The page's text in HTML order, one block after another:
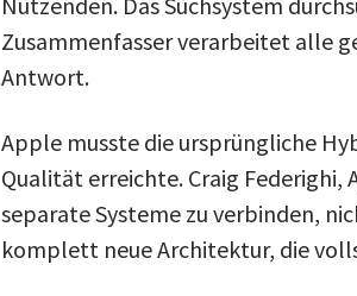
Zusammenfasser verarbeitet alle
Antwort.
Apple musste die ursprüngliche
Qualität erreichte. Craig Federighi,
separate Systeme zu verbinden,
komplett neue Architektur, die